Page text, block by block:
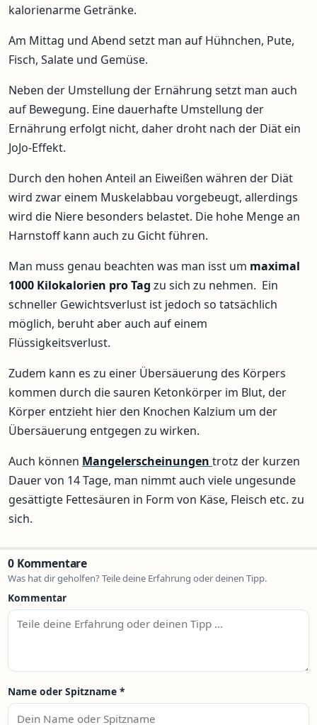
kalorienarme Getränke.
Am Mittag und Abend setzt man auf Hühnchen, Pute,
Fisch, Salate und Gemüse.
Neben der Umstellung der Ernährung setzt man auch
auf Bewegung. Eine dauerhafte Umstellung der
Ernährung erfolgt nicht, daher droht nach der Diät ein
JoJo-Effekt.
Durch den hohen Anteil an Eiweißen währen der Diät
wird zwar einem Muskelabbau vorgebeugt, allerdings
wird die Niere besonders belastet. Die hohe Menge an
Harnstoff kann auch zu Gicht führen.
Man muss genau beachten was man isst um maximal
1000 Kilokalorien pro Tag zu sich zu nehmen. Ein
schneller Gewichtsverlust ist jedoch so tatsächlich
möglich, beruht aber auch auf einem
Flüssigkeitsverlust.
Zudem kann es zu einer Übersäuerung des Körpers
kommen durch die sauren Ketonkörper im Blut, der
Körper entzieht hier den Knochen Kalzium um der
Übersäuerung entgegen zu wirken.
Auch können Mangelerscheinungen trotz der kurzen
Dauer von 14 Tage, man nimmt auch viele ungesunde
gesättigte Fettesäuren in Form von Käse, Fleisch etc. zu
sich.
0 Kommentare
Was hat dir geholfen? Teile deine Erfahrung oder deinen Tipp.
Kommentar
Name oder Spitzname *